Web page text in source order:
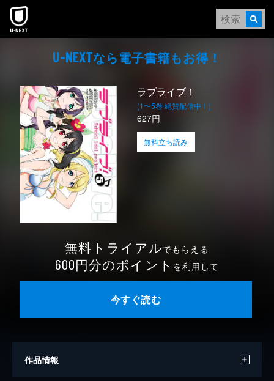
本文へスキップ
U-NEXTなら電⼦書籍もお得！
ラブライブ！
(1〜5巻 絶賛配信中！)
627円
無料立ち読み
無料トライアルでもらえる
600円分のポイント を利用して
今すぐ読む
作品情報